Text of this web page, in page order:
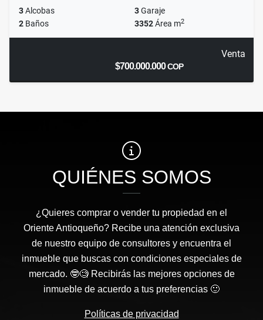
3Alcobas 3Garaje
2 Baños 3352Área m2
Venta
$700.000.000COP
QUIÉNES SOMOS
¿Quieres comprar o vender tu propiedad en el
Oriente Antioqueño? Recibe una atención exclusiva
de nuestro equipo de consultores y encuentra el
inmueble que buscas con condiciones especiales de
mercado. 🤓🧐 Recibirás las mejores opciones de
inmueble de acuerdo a tus preferencias 🙂
Políticas de privacidad